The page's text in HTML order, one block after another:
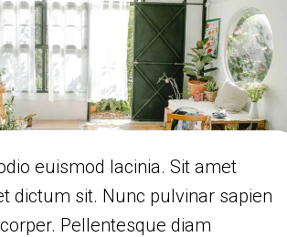
euismod lacinia. Sit amet
dictum sit. Nunc pulvinar sapien
Pellentesque diam